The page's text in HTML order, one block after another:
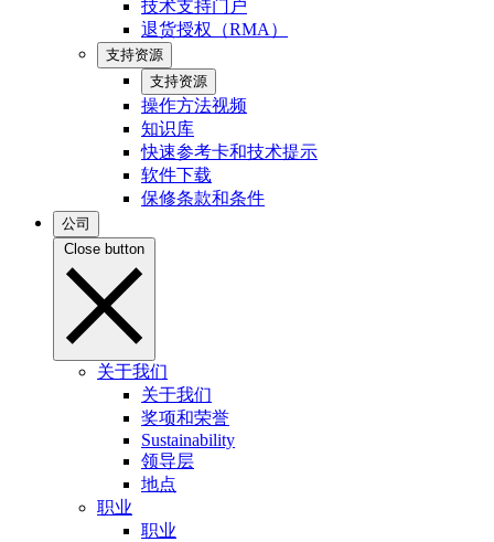
技术支持门户
退货授权（RMA）
支持资源
支持资源
操作方法视频
知识库
快速参考卡和技术提示
软件下载
保修条款和条件
公司
Close button
关于我们
关于我们
奖项和荣誉
Sustainability
领导层
地点
职业
职业